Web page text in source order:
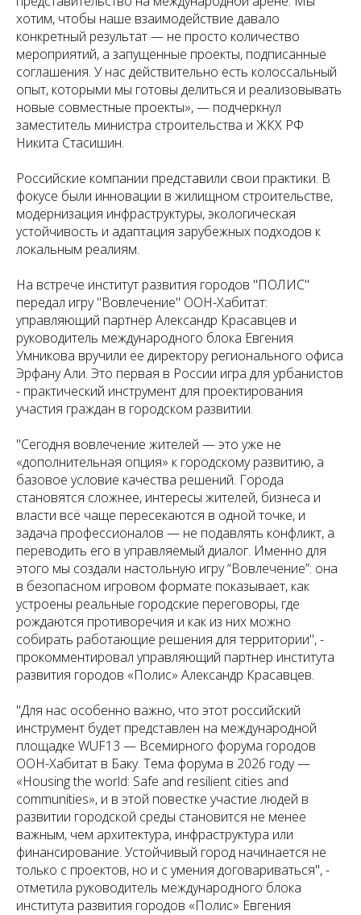
хотим, чтобы наше взаимодействие давало
конкретный результат — не просто количество
мероприятий, а запущенные проекты, подписанные
соглашения. У нас действительно есть колоссальный
опыт, которыми мы готовы делиться и реализовывать
новые совместные проекты», — подчеркнул
заместитель министра строительства и ЖКХ РФ
Никита Стасишин.
Российские компании представили свои практики. В
фокусе были инновации в жилищном строительстве,
модернизация инфраструктуры, экологическая
устойчивость и адаптация зарубежных подходов к
локальным реалиям.
На встрече институт развития городов "ПОЛИС"
передал игру "Вовлечение" ООН-Хабитат:
управляющий партнёр Александр Красавцев и
руководитель международного блока Евгения
Умникова вручили ее директору регионального офиса
Эрфану Али. Это первая в России игра для урбанистов
- практический инструмент для проектирования
участия граждан в городском развитии.
"Сегодня вовлечение жителей — это уже не
«дополнительная опция» к городскому развитию, а
базовое условие качества решений. Города
становятся сложнее, интересы жителей, бизнеса и
власти всё чаще пересекаются в одной точке, и
задача профессионалов — не подавлять конфликт, а
переводить его в управляемый диалог. Именно для
этого мы создали настольную игру “Вовлечение”: она
в безопасном игровом формате показывает, как
устроены реальные городские переговоры, где
рождаются противоречия и как из них можно
собирать работающие решения для территории", -
прокомментировал управляющий партнер института
развития городов «Полис» Александр Красавцев.
"Для нас особенно важно, что этот российский
инструмент будет представлен на международной
площадке WUF13 — Всемирного форума городов
ООН-Хабитат в Баку. Тема форума в 2026 году —
«Housing the world: Safe and resilient cities and
communities», и в этой повестке участие людей в
развитии городской среды становится не менее
важным, чем архитектура, инфраструктура или
финансирование. Устойчивый город начинается не
только с проектов, но и с умения договариваться", -
отметила руководитель международного блока
института развития городов «Полис» Евгения